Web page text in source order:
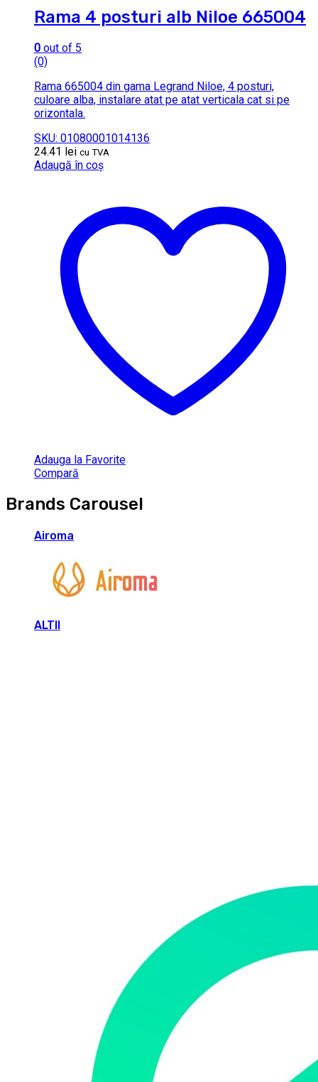
Rama 4 posturi alb Niloe 665004
0 out of 5
(0)
Rama 665004 din gama Legrand Niloe, 4 posturi,
culoare alba, instalare atat pe atat verticala cat si pe
orizontala.
SKU: 01080001014136
24.41 lei cu TVA
Adaugă în coș
Adauga la Favorite
Compară
Brands Carousel
Airoma
ALTII